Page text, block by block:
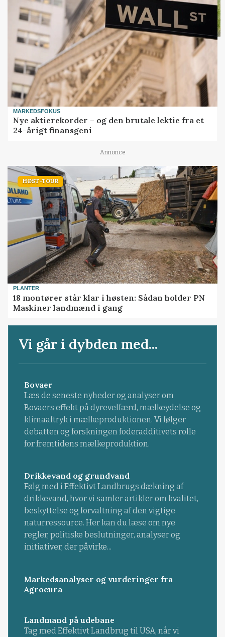
MARKEDSFOKUS
Nye aktierekorder – og den brutale lektie fra et
24-årigt finansgeni
Annonce
HØST-TOUR
PLANTER
18 montører står klar i høsten: Sådan holder PN
Maskiner landmænd i gang
Vi går i dybden med...
Bovaer
Læs de seneste nyheder og analyser om
Bovaers effekt på dyrevelfærd, mælkeydelse og
klimaaftryk i mælkeproduktionen. Vi følger
debatten og forskningen foderadditivets rolle
for fremtidens mælkeproduktion.
Drikkevand og grundvand
Følg med i Effektivt Landbrugs dækning af
drikkevand, hvor vi samler artikler om kvalitet,
beskyttelse og forvaltning af den vigtige
naturressource. Her kan du læse om nye
regler, politiske beslutninger, analyser og
initiativer, der påvirke...
Markedsanalyser og vurderinger fra
Agrocura
Landmand på udebane
Tag med Effektivt Landbrug til USA, når vi